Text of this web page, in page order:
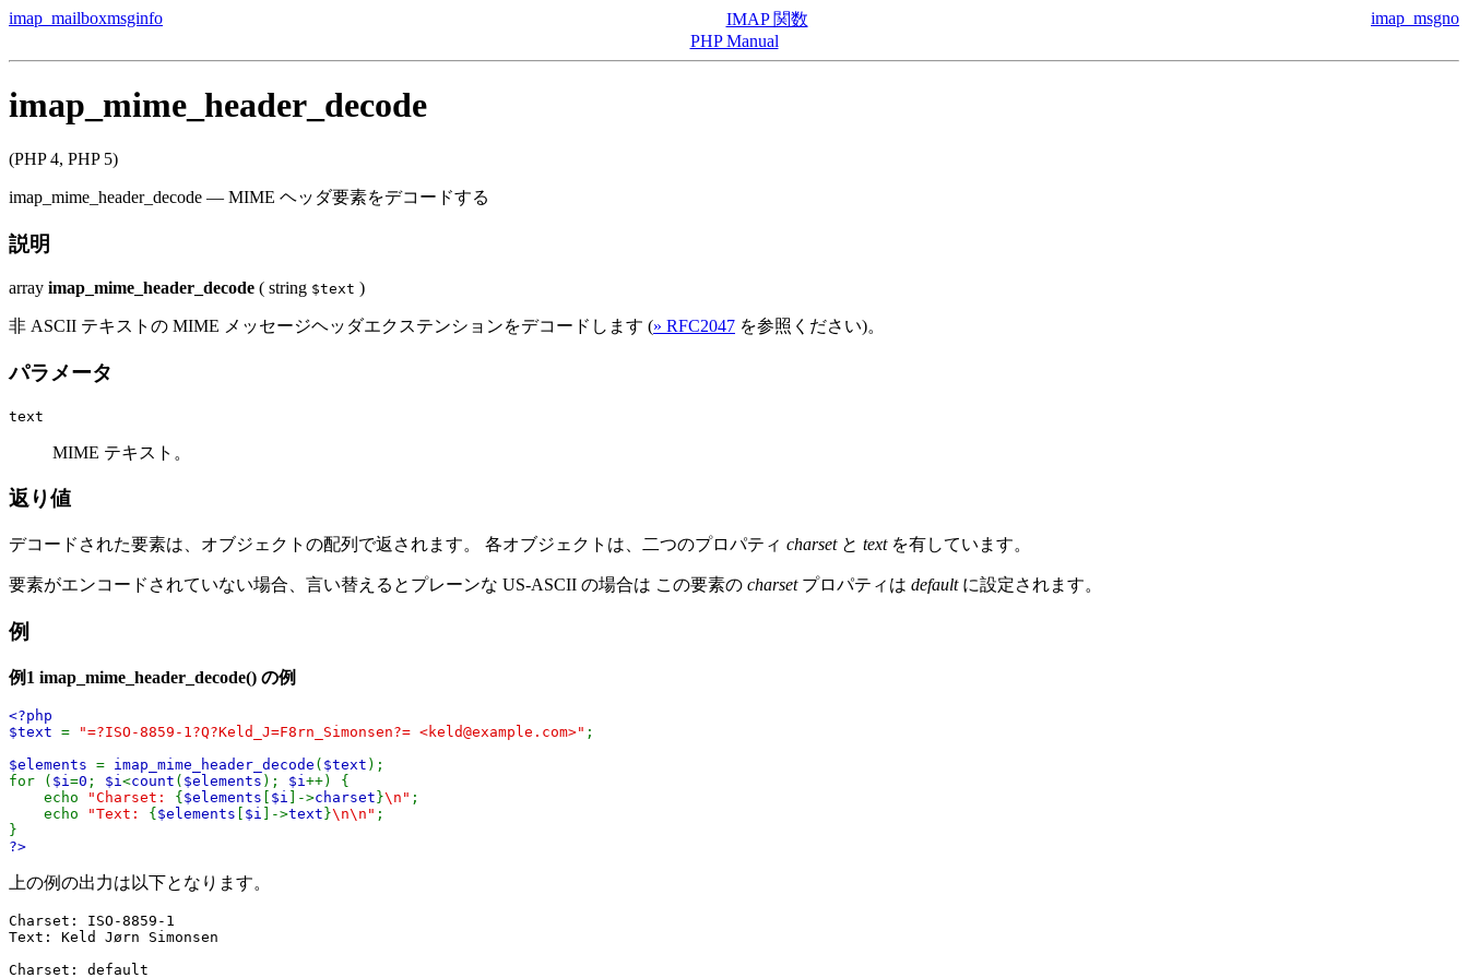
imap_mailboxmsginfo imap_msgno
IMAP 関数
PHP Manual
imap_mime_header_decode
(PHP 4, PHP 5)
imap_mime_header_decode — MIME ヘッダ要素をデコードする
説明
array imap_mime_header_decode ( string $text )
非 ASCII テキストの MIME メッセージヘッダエクステンションをデコードします (» RFC2047 を参照ください)。
パラメータ
text
MIME テキスト。
返り値
デコードされた要素は、オブジェクトの配列で返されます。 各オブジェクトは、二つのプロパティ charsetと textを有しています。
要素がエンコードされていない場合、言い替えるとプレーンな US-ASCII の場合は この要素の charsetプロパティは defaultに設定されます。
例
例1 imap_mime_header_decode() の例
<?php
$text = "=?ISO-8859-1?Q?Keld_J=F8rn_Simonsen?= <keld@example.com>" ;
$elements = imap_mime_header_decode ( $text );
for ( $i =0 ; $i <count ( $elements ); $i ++) {
echo
"Charset: {$elements [ $i ]->charset}\n" ;
echo
"Text: {$elements [ $i ]->text}\n\n" ;
}
?>
上の例の出力は以下となります。
Charset: ISO-8859-1
Text: Keld Jørn Simonsen
Charset: default